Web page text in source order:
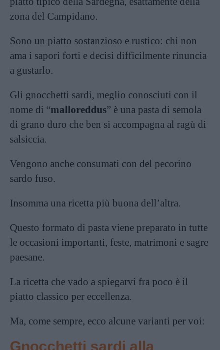
zona del Campidano.
Sono un piatto sostanzioso e rustico: chi non
ama i sapori forti e decisi difficilmente rinuncia
a gustarlo.
Gli gnocchetti sardi, meglio conosciuti con il
nome di “malloreddus” è una pasta di semola
di grano duro che ben si accompagna al ragù di
salsiccia.
Vengono anche consumati con del pecorino
sardo fuso.
Insomma una ricetta più buona dell’altra.
Questo formato di pasta viene preparato in tutte
le occasioni importanti, feste, matrimoni e sagre
paesane.
La ricetta che vado a spiegarvi fra poco è il
piatto classico per eccellenza.
Ma, come sempre, ecco alcune varianti per voi:
Gnocchetti sardi alla